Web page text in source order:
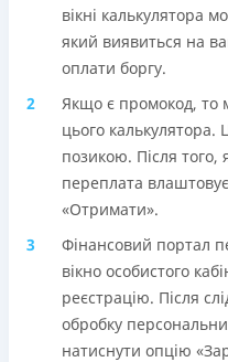
вікні калькулятора
який виявиться на
оплати боргу.
Якщо є промокод, то
цього калькулятора.
позикою. Після того,
переплата
«Отримати».
Фінансовий портал
вікно особистого
реєстрацію. Після
обробку
натиснути опцію